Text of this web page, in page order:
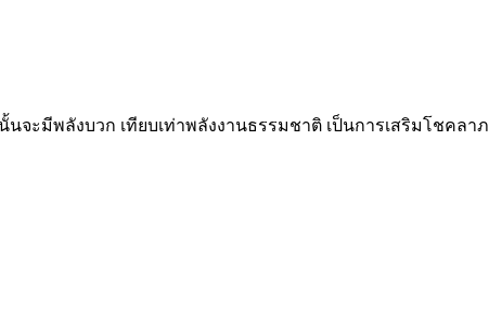
จะมีพลังบวก เทียบเท่าพลังงานธรรมชาติ เป็นการเสริมโชคลาภ